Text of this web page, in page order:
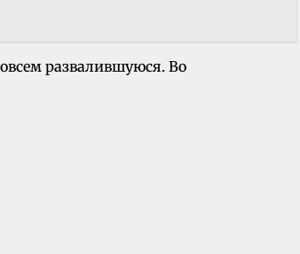
развалившуюся. Во